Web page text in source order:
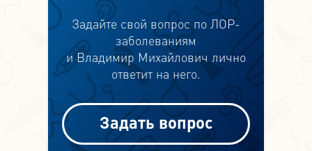
Задайте свой вопрос по ЛОР-
заболеваниям
и Владимир Михайлович лично
ответит на него.
Задать вопрос